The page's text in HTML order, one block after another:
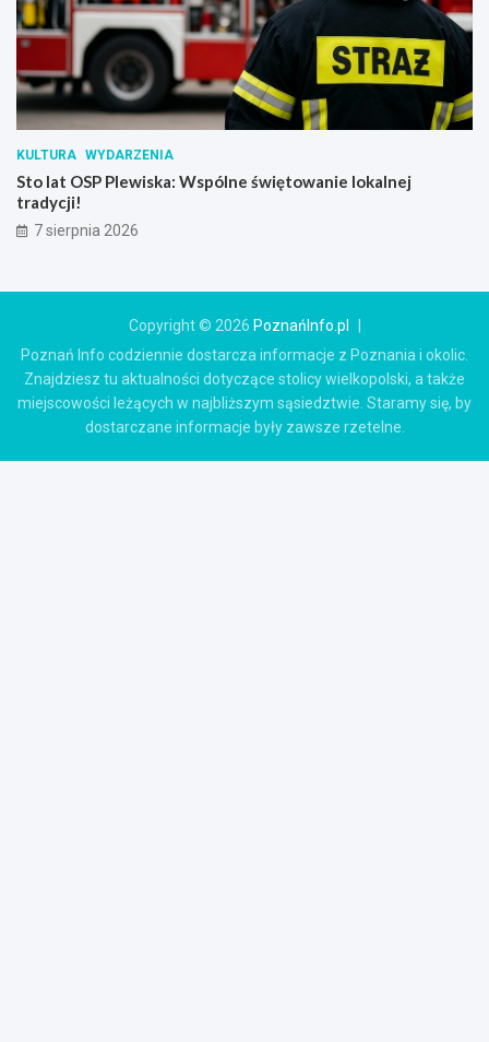
KULTURA WYDARZENIA
Sto lat OSP Plewiska: Wspólne świętowanie lokalnej
tradycji!
7 sierpnia 2026
Copyright © 2026 PoznańInfo.pl
Poznań Info codziennie dostarcza informacje z Poznania i okolic.
Znajdziesz tu aktualności dotyczące stolicy wielkopolski, a także
miejscowości leżących w najbliższym sąsiedztwie. Staramy się, by
dostarczane informacje były zawsze rzetelne.